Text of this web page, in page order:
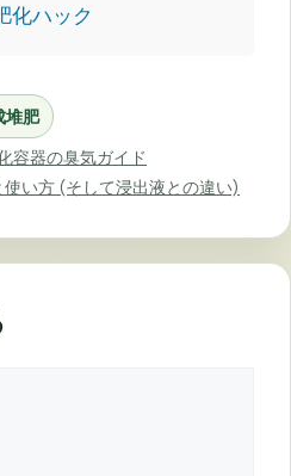
化ハック
堆肥
容器の臭気ガイド
い方 (そして浸出液との違い)